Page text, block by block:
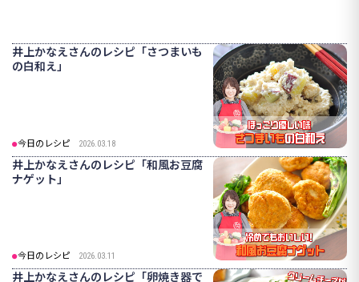
井上かなえさんのレシピ「さつまいも
の白和え」
今日のレシピ 2026.03.18
井上かなえさんのレシピ「和風お豆腐
ナゲット」
今日のレシピ 2026.03.11
井上かなえさんのレシピ「卵焼き器で